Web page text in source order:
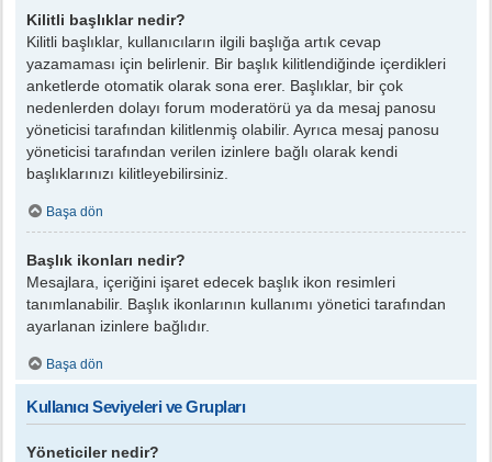
Kilitli başlıklar nedir?
Kilitli başlıklar, kullanıcıların ilgili başlığa artık cevap
yazamaması için belirlenir. Bir başlık kilitlendiğinde içerdikleri
anketlerde otomatik olarak sona erer. Başlıklar, bir çok
nedenlerden dolayı forum moderatörü ya da mesaj panosu
yöneticisi tarafından kilitlenmiş olabilir. Ayrıca mesaj panosu
yöneticisi tarafından verilen izinlere bağlı olarak kendi
başlıklarınızı kilitleyebilirsiniz.
Başa dön
Başlık ikonları nedir?
Mesajlara, içeriğini işaret edecek başlık ikon resimleri
tanımlanabilir. Başlık ikonlarının kullanımı yönetici tarafından
ayarlanan izinlere bağlıdır.
Başa dön
Kullanıcı Seviyeleri ve Grupları
Yöneticiler nedir?